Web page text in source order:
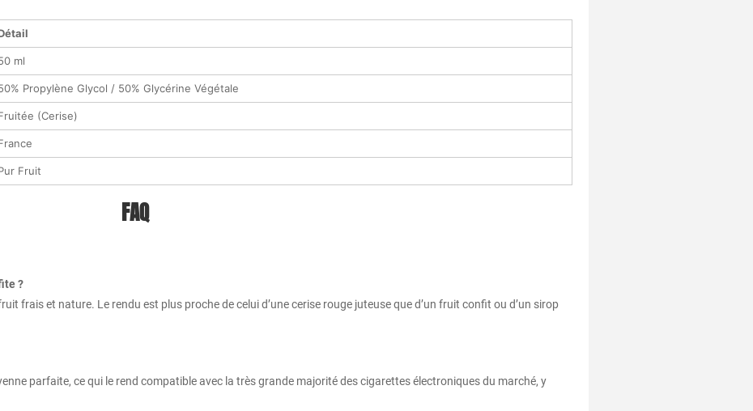
ml
Propylène Glycol / 50% Glycérine Végétale
(Cerise)
Fruit
FAQ
?
frais et nature. Le rendu est plus proche de celui d’une cerise rouge juteuse que d’un fruit confit ou d’un sirop
parfaite, ce qui le rend compatible avec la très grande majorité des cigarettes électroniques du marché, y